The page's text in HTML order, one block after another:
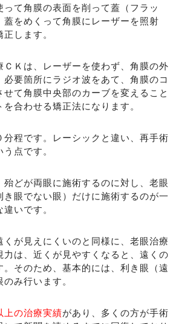
って角膜の表面を削って蓋（フラッ
蓋をめくって角膜にレーザーを照射
します。
ＣＫは、レーザーを使わず、角膜の外
必要箇所にラジオ波をあて、角膜のコ
て角膜中央部のカーブを変えること
合わせる矯正法になります。
分程です。レーシックと違い、再手術
点です。
殆どが両眼に施術するのに対し、老眼
眼でない眼）だけに施術するのが一
いです。
くが見えにくいのと同様に、老眼治療
力は、近くが見やすくなると、遠くの
そのため、基本的には、利き眼（遠
み行います。
上の治療実績があり、多くの方が手術